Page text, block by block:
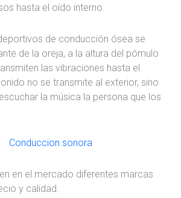
hasta el oído interno.
de conducción ósea se
de la oreja, a la altura del pómulo
las vibraciones hasta el
no se transmite al exterior, sino
la música la persona que los
en el mercado diferentes marcas
y calidad.